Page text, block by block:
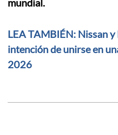
mundial.
LEA TAMBIÉN: Nissan
intención de unirse en
2026